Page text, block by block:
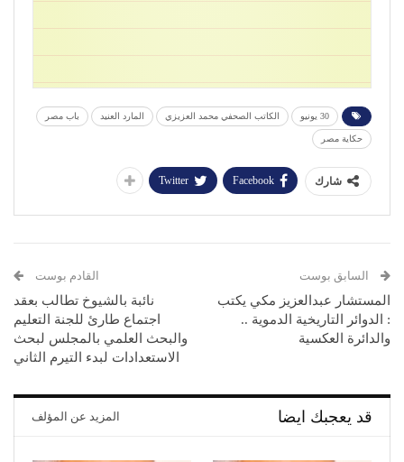
30 يونيو الكاتب الصحفي محمد العزيزي المارد العنيد باب مصر
حكاية مصر
شارك Facebook
Twitter
السابق بوست
المستشار عبدالعزيز مكي يكتب
: الدوائر التاريخية الدموية ..
والدائرة العكسية
القادم بوست
نائبة بالشيوخ تطالب بعقد
اجتماع طارئ للجنة التعليم
والبحث العلمي بالمجلس لبحث
الاستعدادات لبدء التيرم الثاني
قد يعجبك ايضا المزيد عن المؤلف